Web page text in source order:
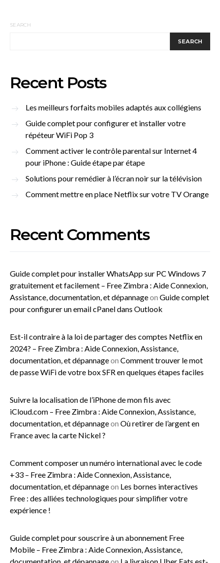
SEARCH
SEARCH
Recent Posts
Les meilleurs forfaits mobiles adaptés aux collégiens
Guide complet pour configurer et installer votre
répéteur WiFi Pop 3
Comment activer le contrôle parental sur Internet 4
pour iPhone : Guide étape par étape
Solutions pour remédier à l’écran noir sur la télévision
Comment mettre en place Netflix sur votre TV Orange
Recent Comments
Guide complet pour installer WhatsApp sur PC Windows 7
gratuitement et facilement – Free Zimbra : Aide Connexion,
Assistance, documentation, et dépannageon Guide complet
pour configurer un email cPanel dans Outlook
Est-il contraire à la loi de partager des comptes Netflix en
2024? – Free Zimbra : Aide Connexion, Assistance,
documentation, et dépannageon Comment trouver le mot
de passe WiFi de votre box SFR en quelques étapes faciles
Suivre la localisation de l’iPhone de mon fils avec
iCloud.com – Free Zimbra : Aide Connexion, Assistance,
documentation, et dépannageon Où retirer de l’argent en
France avec la carte Nickel ?
Comment composer un numéro international avec le code
+33 – Free Zimbra : Aide Connexion, Assistance,
documentation, et dépannageon Les bornes interactives
Free : des alliées technologiques pour simplifier votre
expérience !
Guide complet pour souscrire à un abonnement Free
Mobile – Free Zimbra : Aide Connexion, Assistance,